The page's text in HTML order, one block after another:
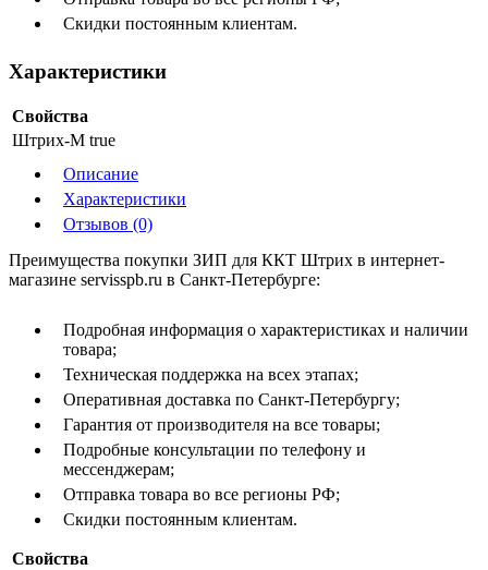
Скидки постоянным клиентам.
Характеристики
Свойства
Штрих-М true
Описание
Характеристики
Отзывов (0)
Преимущества покупки ЗИП для ККТ Штрих в интернет-
магазине servisspb.ru в Санкт-Петербурге:
Подробная информация о характеристиках и наличии
товара;
Техническая поддержка на всех этапах;
Оперативная доставка по Санкт-Петербургу;
Гарантия от производителя на все товары;
Подробные консультации по телефону и
мессенджерам;
Отправка товара во все регионы РФ;
Скидки постоянным клиентам.
Свойства